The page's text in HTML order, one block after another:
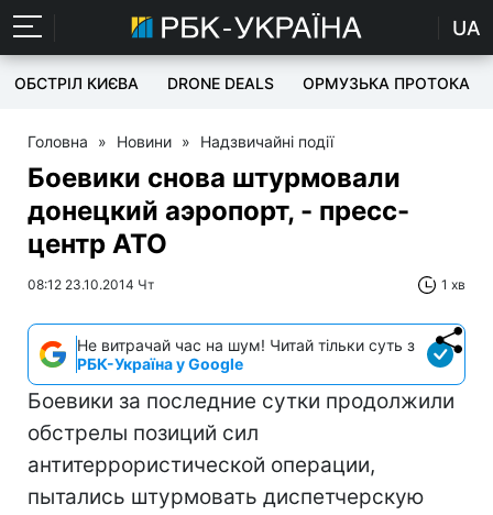
UA
ОБСТРІЛ КИЄВА DRONE DEALS ОРМУЗЬКА ПРОТОКА
Головна » Новини » Надзвичайні події
Боевики снова штурмовали
донецкий аэропорт, - пресс-
центр АТО
08:12 23.10.2014 Чт 1 хв
Не витрачай час на шум! Читай тільки суть з
РБК-Україна у Google
Боевики за последние сутки продолжили
обстрелы позиций сил
антитеррористической операции,
пытались штурмовать диспетчерскую